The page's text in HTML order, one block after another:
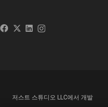
저스트 스튜디오 LLC에서 개발